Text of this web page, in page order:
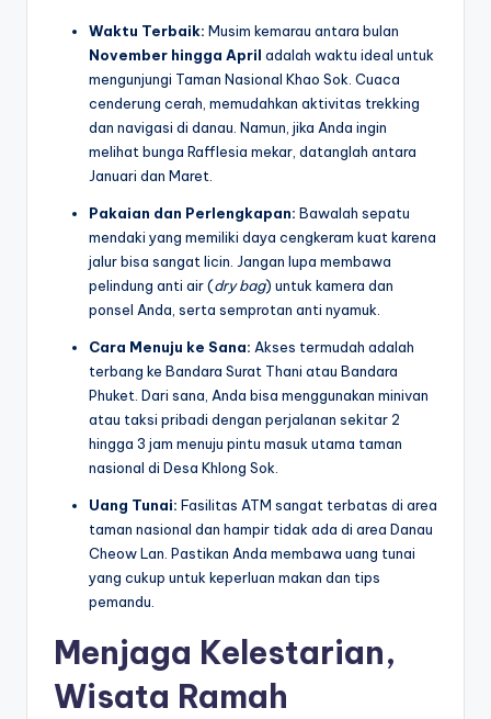
Waktu Terbaik: Musim kemarau antara bulan
November hingga April adalah waktu ideal untuk
mengunjungi Taman Nasional Khao Sok. Cuaca
cenderung cerah, memudahkan aktivitas trekking
dan navigasi di danau. Namun, jika Anda ingin
melihat bunga Rafflesia mekar, datanglah antara
Januari dan Maret.
Pakaian dan Perlengkapan: Bawalah sepatu
mendaki yang memiliki daya cengkeram kuat karena
jalur bisa sangat licin. Jangan lupa membawa
pelindung anti air (dry bag) untuk kamera dan
ponsel Anda, serta semprotan anti nyamuk.
Cara Menuju ke Sana: Akses termudah adalah
terbang ke Bandara Surat Thani atau Bandara
Phuket. Dari sana, Anda bisa menggunakan minivan
atau taksi pribadi dengan perjalanan sekitar 2
hingga 3 jam menuju pintu masuk utama taman
nasional di Desa Khlong Sok.
Uang Tunai: Fasilitas ATM sangat terbatas di area
taman nasional dan hampir tidak ada di area Danau
Cheow Lan. Pastikan Anda membawa uang tunai
yang cukup untuk keperluan makan dan tips
pemandu.
Menjaga Kelestarian,
Wisata Ramah